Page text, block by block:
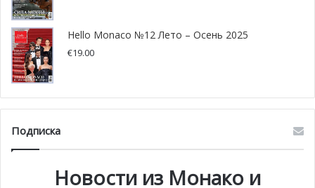
Hello Monaco №12 Лето – Осень 2025
€19.00
Подписка
Новости из Монако и